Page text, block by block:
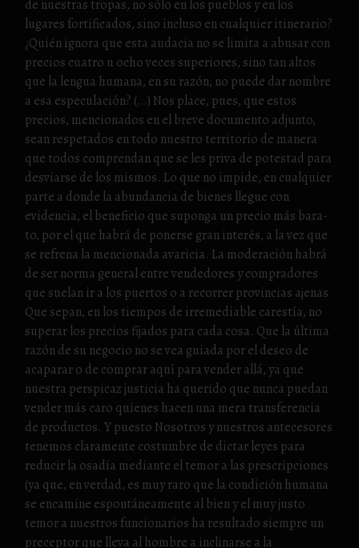
de nuestras tropas, no sólo en los pueblos y en los
lugares fortificados, sino incluso en cualquier itinerario?
¿Quién ignora que esta audacia no se limita a abusar con
precios cuatro u ocho veces superiores, sino tan altos
que la lengua humana, en su razón, no puede dar nombre
a esa especulación? (…) Nos place, pues, que estos
precios, mencionados en el breve documento adjunto,
sean respetados en todo nuestro territorio de manera
que todos comprendan que se les priva de potestad para
desviarse de los mismos. Lo que no impide, en cualquier
parte a donde la abundancia de bienes llegue con
evidencia, el beneficio que suponga un precio más bara-
to, por el que habrá de ponerse gran interés, a la vez que
se refrena la mencionada avaricia. La moderación habrá
de ser norma general entre vendedores y compradores
que suelan ir a los puertos o a recorrer provincias ajenas.
Que sepan, en los tiempos de irremediable carestía, no
superar los precios fijados para cada cosa. Que la última
razón de su negocio no se vea guiada por el deseo de
acaparar o de comprar aquí para vender allá, ya que
nuestra perspicaz justicia ha querido que nunca puedan
vender más caro quienes hacen una mera transferencia
de productos. Y puesto Nosotros y nuestros antecesores
tenemos claramente costumbre de dictar leyes para
reducir la osadía mediante el temor a las prescripciones
(ya que, en verdad, es muy raro que la condición humana
se encamine espontáneamente al bien y el muy justo
temor a nuestros funcionarios ha resultado siempre un
preceptor que lleva al hombre a inclinarse a la